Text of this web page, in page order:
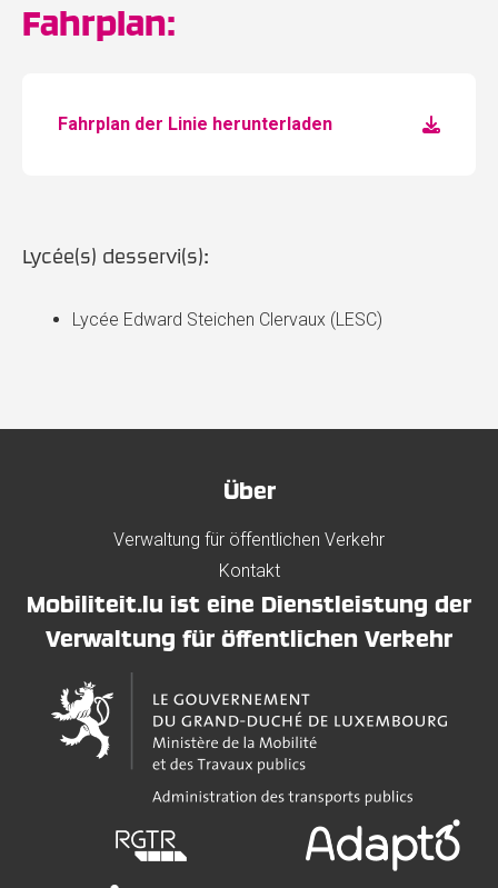
Fahrplan:
Fahrplan der Linie herunterladen
Lycée(s) desservi(s):
Lycée Edward Steichen Clervaux (LESC)
Über
Verwaltung für öffentlichen Verkehr
Kontakt
Mobiliteit.lu ist eine Dienstleistung der
Verwaltung für öffentlichen Verkehr